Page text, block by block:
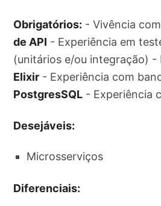
Obrigatórios: - Vivência
de API - Experiência em
(unitários e/ou integração) -
Elixir - Experiência com
PostgresSQL - Experiência
Desejáveis:
Microsserviços
Diferenciais: